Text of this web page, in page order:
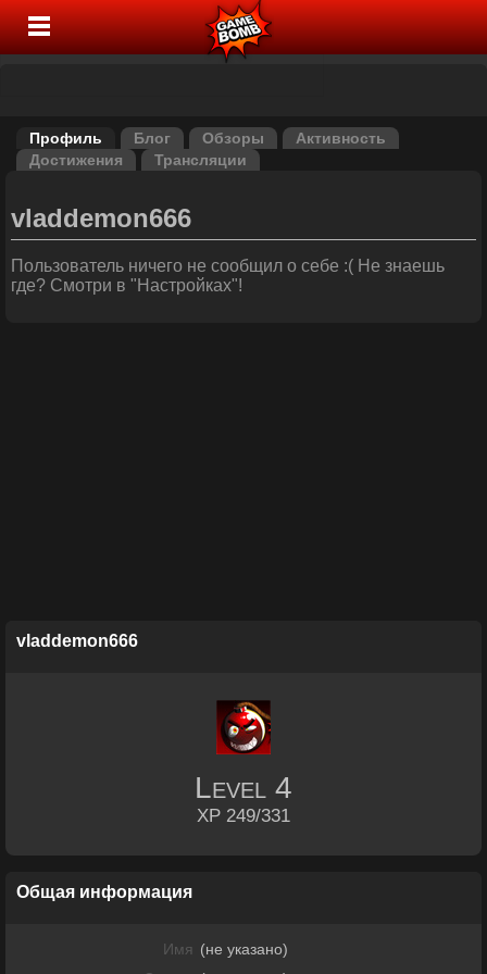
Профиль Блог Обзоры
Активность
Достижения
Трансляции
vladdemon666
Пользователь ничего не сообщил о себе :( Не знаешь
где? Смотри в "Настройках"!
vladdemon666
Level 4
XP 249/331
Общая информация
Имя (не указано)